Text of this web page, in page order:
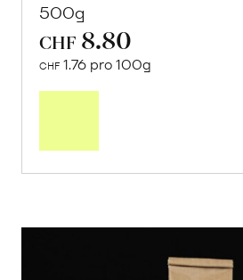
500g
CHF 8.80
CHF 1.76 pro 100g